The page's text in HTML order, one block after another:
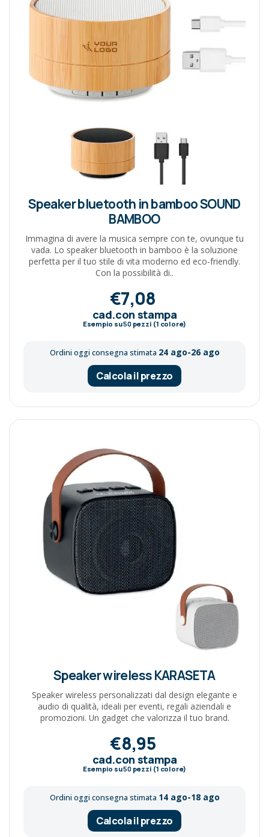
Speaker bluetooth in bamboo SOUND
BAMBOO
Immagina di avere la musica sempre con te, ovunque tu
vada. Lo speaker bluetooth in bamboo è la soluzione
perfetta per il tuo stile di vita moderno ed eco-friendly.
Con la possibilità di..
€7,08
cad.con stampa
Esempio su50pezzi (1 colore)
Ordini oggi consegna stimata 24 ago-26 ago
Calcola il prezzo
Speaker wireless KARASETA
Speaker wireless personalizzati dal design elegante e
audio di qualità, ideali per eventi, regali aziendali e
promozioni. Un gadget che valorizza il tuo brand.
€8,95
cad.con stampa
Esempio su50pezzi (1 colore)
Ordini oggi consegna stimata 14 ago-18 ago
Calcola il prezzo